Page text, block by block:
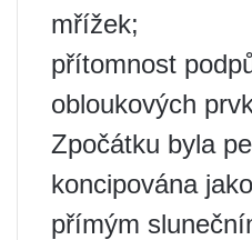
mřížek;
přítomnost
obloukových
Zpočátku byla
koncipována
přímým